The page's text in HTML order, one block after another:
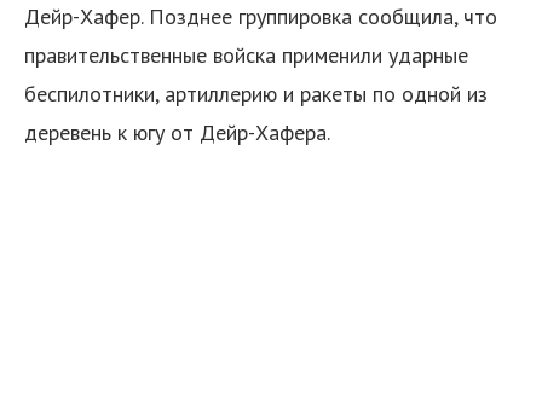
Дейр-Хафер. Позднее группировка сообщила, что
правительственные войска применили ударные
беспилотники, артиллерию и ракеты по одной из
деревень к югу от Дейр-Хафера.